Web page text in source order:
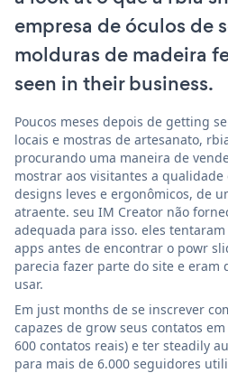
empresa de óculos de
molduras de madeira
seen in their business.
Poucos meses depois de getting
locais e mostras de artesanato,
procurando uma maneira de
mostrar aos visitantes a
designs leves e ergonômicos, de
atraente. seu IM Creator não
adequada para isso. eles
apps antes de encontrar o powr
parecia fazer parte do site e eram
usar.
Em just months de se inscrever
capazes de grow seus contatos
600 contatos reais) e ter steadily
para mais de 6.000 seguidores